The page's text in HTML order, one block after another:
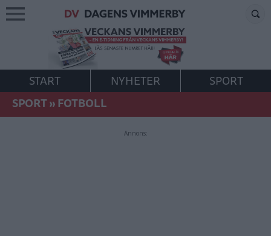
START NYHETER
SPORT
SPORT»FOTBOLL
Annons: